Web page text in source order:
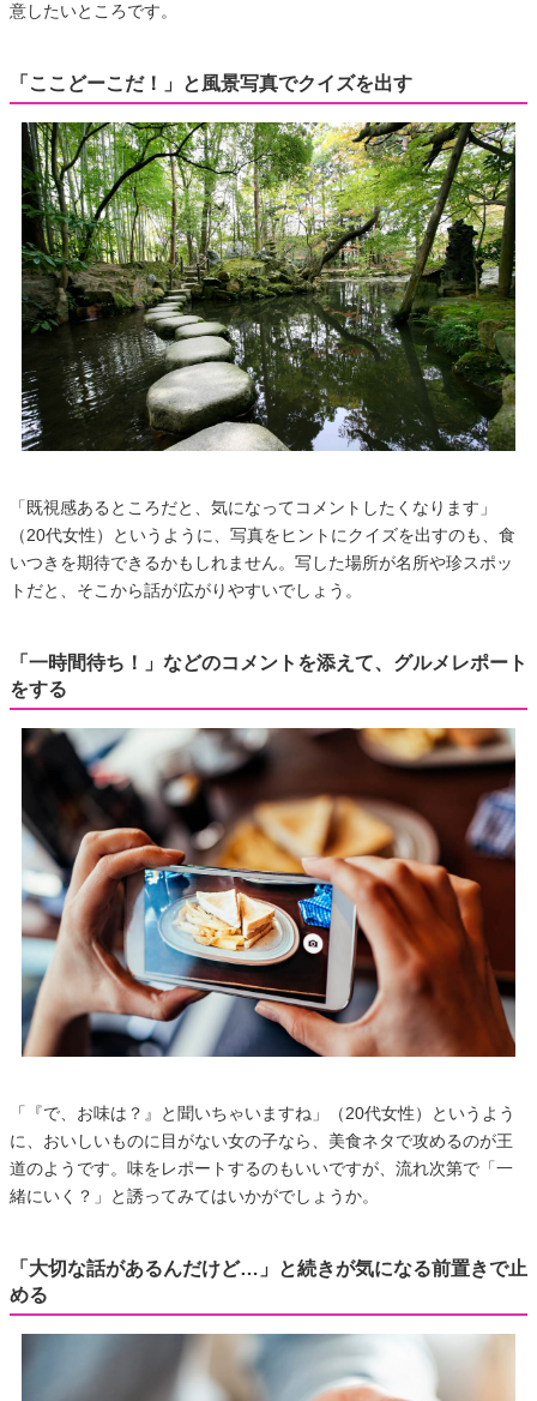
意したいところです。
「ここどーこだ！」と風景写真でクイズを出す
「既視感あるところだと、気になってコメントしたくなります」
（20代女性）というように、写真をヒントにクイズを出すのも、食
いつきを期待できるかもしれません。写した場所が名所や珍スポッ
トだと、そこから話が広がりやすいでしょう。
「一時間待ち！」などのコメントを添えて、グルメレポート
をする
「『で、お味は？』と聞いちゃいますね」（20代女性）というよう
に、おいしいものに目がない女の子なら、美食ネタで攻めるのが王
道のようです。味をレポートするのもいいですが、流れ次第で「一
緒にいく？」と誘ってみてはいかがでしょうか。
「大切な話があるんだけど…」と続きが気になる前置きで止
める